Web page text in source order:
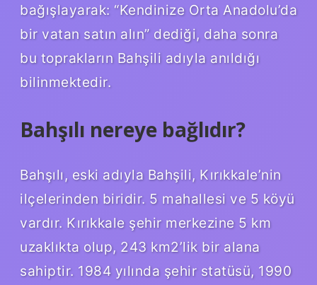
bağışlayarak: “Kendinize Orta Anadolu’da
bir vatan satın alın” dediği, daha sonra
bu toprakların Bahşili adıyla anıldığı
bilinmektedir.
Bahşılı nereye bağlıdır?
Bahşılı, eski adıyla Bahşili, Kırıkkale’nin
ilçelerinden biridir. 5 mahallesi ve 5 köyü
vardır. Kırıkkale şehir merkezine 5 km
uzaklıkta olup, 243 km2’lik bir alana
sahiptir. 1984 yılında şehir statüsü, 1990